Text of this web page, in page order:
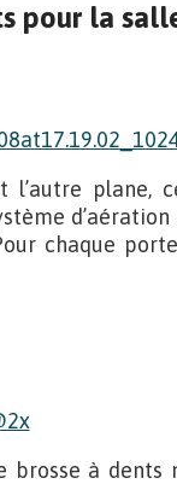
pour la
plane,
chaque
à dents